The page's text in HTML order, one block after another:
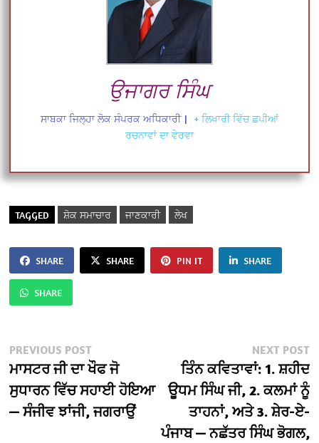
ਉਜਾਗਰ ਸਿੰਘ
ਸਾਬਕਾ ਜਿਲ੍ਹਾ ਲੋਕ ਸੰਪਰਕ ਅਧਿਕਾਰੀ |
+ ਲਿਖਾਰੀ ਵਿੱਚ ਛਪੀਆਂ
ਰਚਨਾਵਾਂ ਦਾ ਵੇਰਵਾ
TAGGED ਸ਼ੋਕ ਸਮਾਚਾਰ ਜਾਣਕਾਰੀ ਲੇਖ
SHARE SHARE PIN IT SHARE
SHARE
Post
navigation
PREVIOUS POSTPrevious
post:
ਮਾਸਟਰ ਜੀ ਦਾ ਖੌਫ ਜੋ
ਸੁਧਾਰਨ ਵਿੱਚ ਸਹਾਈ ਹੋਇਆ
— ਸੰਜੀਵ ਝਾਂਜੀ, ਜਗਰਾਉਂ
NEXT POST
ਤਿੰਨ ਕਵਿਤਾਵਾਂ: 1. ਸ਼ਹੀਦ
ਊਧਮ ਸਿੰਘ ਜੀ, 2. ਕਲਮਾਂ ਨੂੰ
ਤਾਹਨਾਂ, ਅਤੇ 3. ਸ਼ੇਰ-ਏ-
ਪੰਜਾਬ — ਨਛੱਤਰ ਸਿੰਘ ਭੋਗਲ,